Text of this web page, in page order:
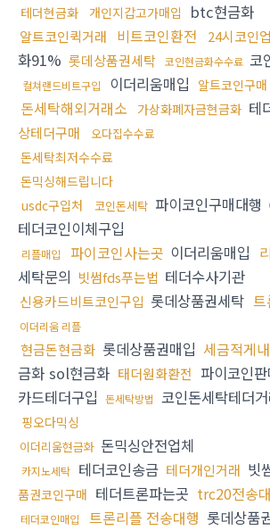
테더현금화 개인지갑고가매입 btc현금화
알트코인퀵거래 비트코인환전 24시코인
화91% 롯데상품권세탁 코인현금화수수료 코
컬쳐랜드비트구입 이더리움매입 알트코인구매
돈세탁해외거래소
가상화폐자금현금화 테
상테더구매
오다집수수료
돈세탁최저수수료
돈믹싱해드립니다
usdc구입처
코인돈세탁 파이코인구매대행
테더코인이체구입
리플매입 파이코인사는곳 이더리움매입
세탁문의 빗썸fds푸는법 테더수사기관
신용카드비트코인구입 롯데상품권세탁 트
이더리움 리플
현금돈현금화 롯데상품권매입 세금적게
금화 sol현금화 태더원화환전 파이코인판
카드테더구입 돈세탁방법 코인돈세탁테더
핑오다믹싱
이더리움현금화 돈믹싱안전업체
카지노세탁 테더코인송금 테더개인거래 빗
품권코인구매 테더트론파는곳 trc20전송
테더코인매입
트론리플 전송대행 롯데상품